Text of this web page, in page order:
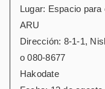
Lugar: Espacio
ARU
Dirección: 8-1-1,
o 080-8677
Hakodate